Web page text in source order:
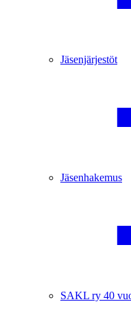
Jäsenjärjestöt
Jäsenhakemus
SAKL ry 40